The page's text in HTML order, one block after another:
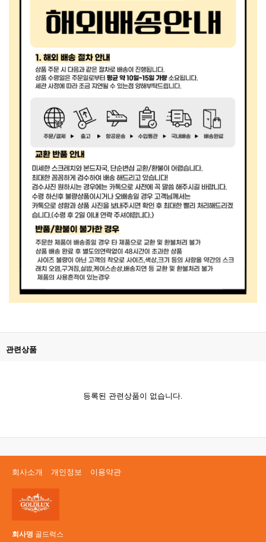
관련상품
등록된 관련상품이 없습니다.
회사소개 개인정보 이용약관
회사명 골드럭스